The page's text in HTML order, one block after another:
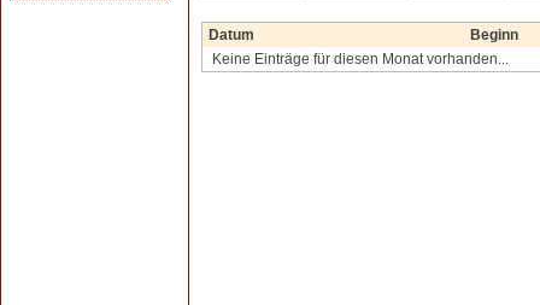
Datum
Beginn
Keine Einträge für diesen Monat vorhanden...